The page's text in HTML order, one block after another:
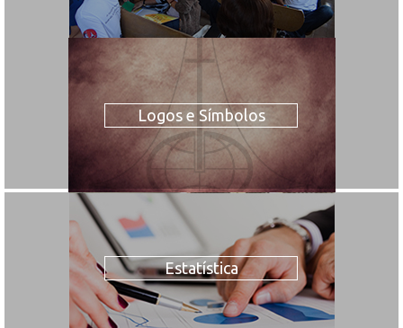
Logos e Símbolos
Estatística